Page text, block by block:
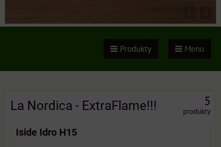
Produkty Menu
La Nordica - ExtraFlame!!! 5
produkty
Iside Idro H15